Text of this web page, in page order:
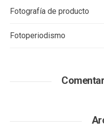
Fotografía de producto
Fotoperiodismo